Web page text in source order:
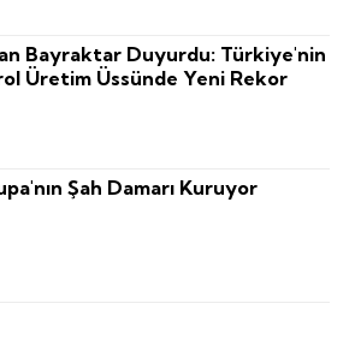
Bayraktar Duyurdu: Türkiye'nin
Üretim Üssünde Yeni Rekor
Şah Damarı Kuruyor